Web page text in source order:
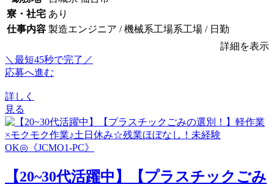
寮・社宅 あり
仕事内容 製造エンジニア / 機械系工場系工場 / 日勤
詳細を表示
＼最短45秒で完了／
応募へ進む
詳しく
見る
【20~30代活躍中】【プラスチックごみ